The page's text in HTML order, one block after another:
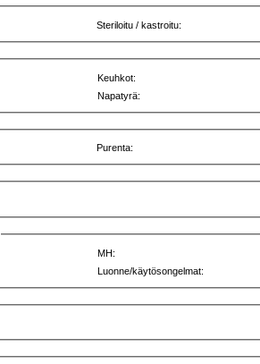
Steriloitu / kastroitu:
Keuhkot:
Napatyrä:
Purenta:
MH:
Luonne/käytösongelmat: